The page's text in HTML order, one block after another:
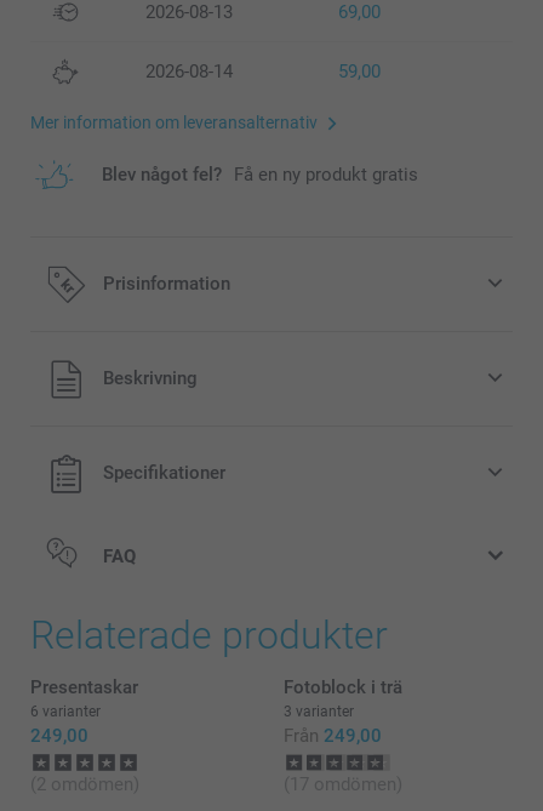
2026-08-13 69,00
2026-08-14 59,00
Mer information om leveransalternativ
Blev något fel? Få en ny produkt gratis
Prisinformation
Alla priser är i svenska kronor (SEK), inklusive moms och
exklusive porto.
Beskrivning
Specifikationer
FAQ
Relaterade produkter
Presentaskar
6 varianter
249,00
(2 omdömen)
Fotoblock i trä
3 varianter
Från 249,00
(17 omdömen)